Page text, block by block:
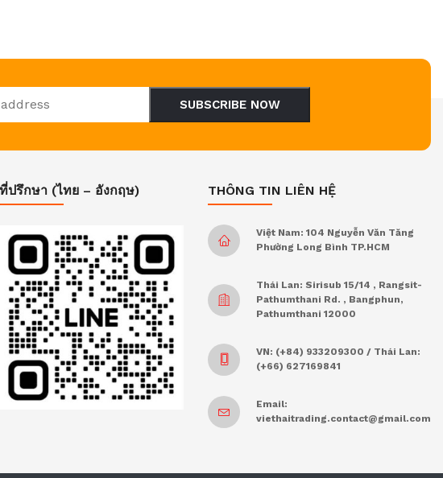
SUBSCRIBE NOW
ที่ปรึกษา (ไทย – อังกฤษ) THÔNG TIN LIÊN HỆ
Việt Nam: 104 Nguyễn Văn Tăng
Phường Long Bình TP.HCM
Thái Lan: Sirisub 15/14 , Rangsit-
Pathumthani Rd. , Bangphun,
Pathumthani 12000
VN: (+84) 933209300 / Thái Lan:
(+66) 627169841
Email:
viethaitrading.contact@gmail.com